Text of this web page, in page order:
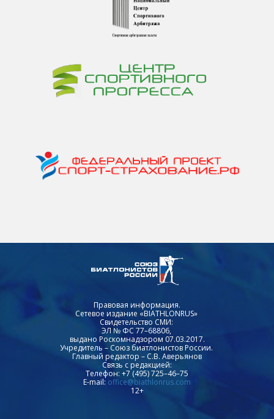
Правовая информация.
Сетевое издание «BIATHLONRUS»
Свидетельство СМИ:
ЭЛ № ФС 77–68806,
выдано Роскомнадзором 07.03.2017.
Учредитель – Союз биатлонистов России.
Главный редактор – С.В. Аверьянов
Связь с редакцией:
Телефон: +7 (495) 725–46–75
E-mail: office@biathlonrus.com
12+